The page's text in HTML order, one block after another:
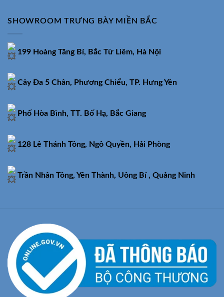
SHOWROOM TRƯNG BÀY MIỀN BẮC
199 Hoàng Tăng Bí, Bắc Từ Liêm, Hà Nội
Cây Đa 5 Chân, Phương Chiểu, TP. Hưng Yên
Phố Hòa Bình, TT. Bố Hạ, Bắc Giang
128 Lê Thánh Tông, Ngô Quyền, Hải Phòng
Trần Nhân Tông, Yên Thành, Uông Bí , Quảng Ninh